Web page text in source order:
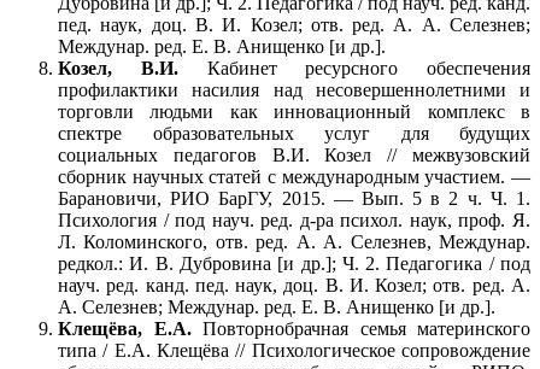
пед. наук, доц. В. И. Козел; отв. ред. А. А. Селезнев;
Междунар. ред. Е. В. Анищенко [и др.].
Козел, В.И. Кабинет ресурсного обеспечения
профилактики насилия над несовершеннолетними и
торговли людьми как инновационный комплекс в
спектре образовательных услуг для будущих
социальных педагогов В.И. Козел // межвузовский
сборник научных статей с международным участием. —
Барановичи, РИО БарГУ, 2015. — Вып. 5 в 2 ч. Ч. 1.
Психология / под науч. ред. д-ра психол. наук, проф. Я.
Л. Коломинского, отв. ред. А. А. Селезнев, Междунар.
редкол.: И. В. Дубровина [и др.]; Ч. 2. Педагогика / под
науч. ред. канд. пед. наук, доц. В. И. Козел; отв. ред. А.
А. Селезнев; Междунар. ред. Е. В. Анищенко [и др.].
Клещёва, Е.А. Повторнобрачная семья материнского
типа / Е.А. Клещёва // Психологическое сопровождение